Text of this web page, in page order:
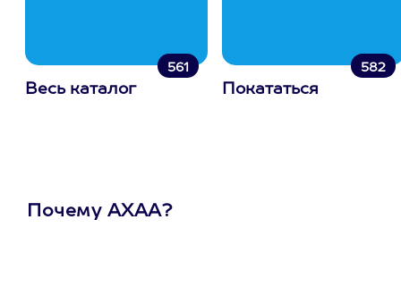
561
Весь каталог
582
Покататься
Почему АХАА?